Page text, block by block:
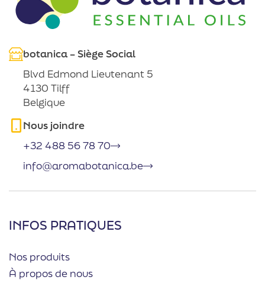
botanica – Siège Social
Blvd Edmond Lieutenant 5
4130 Tilff
Belgique
Nous joindre
+32 488 56 78 70
info@aromabotanica.be
INFOS PRATIQUES
Nos produits
À propos de nous